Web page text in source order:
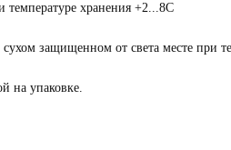
температуре хранения +2...8C
защищенном от света месте при
на упаковке.